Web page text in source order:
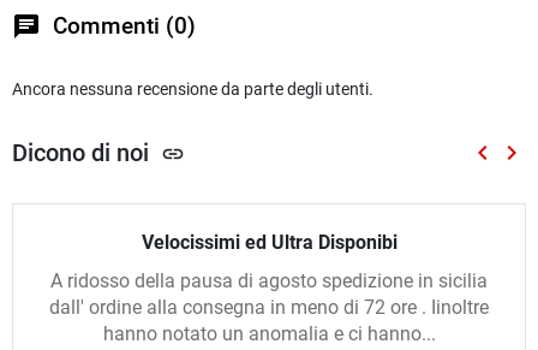
chat Commenti (0)
Ancora nessuna recensione da parte degli utenti.
Dicono di noi link keyboard_arrow_left keyboard_arrow_right
Velocissimi ed Ultra Disponibi
A ridosso della pausa di agosto spedizione in sicilia
dall' ordine alla consegna in meno di 72 ore . Iinoltre
hanno notato un anomalia e ci hanno...